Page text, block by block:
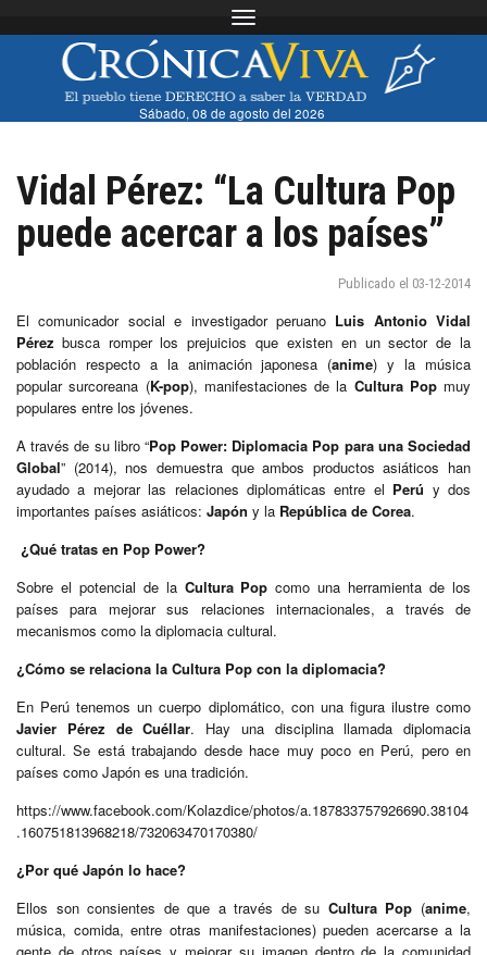
Toggle navigation
Sábado, 08 de agosto del 2026
Vidal Pérez: “La Cultura Pop
puede acercar a los países”
Publicado el 03-12-2014
El comunicador social e investigador peruano Luis Antonio Vidal
Pérez busca romper los prejuicios que existen en un sector de la
población respecto a la animación japonesa (anime) y la música
popular surcoreana (K-pop), manifestaciones de la Cultura Popmuy
populares entre los jóvenes.
A través de su libro “Pop Power: Diplomacia Pop para una Sociedad
Global” (2014), nos demuestra que ambos productos asiáticos han
ayudado a mejorar las relaciones diplomáticas entre el Perú y dos
importantes países asiáticos: Japón y la República de Corea.
¿Qué tratas en Pop Power?
Sobre el potencial de la Cultura Pop como una herramienta de los
países para mejorar sus relaciones internacionales, a través de
mecanismos como la diplomacia cultural.
¿Cómo se relaciona la Cultura Pop con la diplomacia?
En Perú tenemos un cuerpo diplomático, con una figura ilustre como
Javier Pérez de Cuéllar. Hay una disciplina llamada diplomacia
cultural. Se está trabajando desde hace muy poco en Perú, pero en
países como Japón es una tradición.
https://www.facebook.com/Kolazdice/photos/a.187833757926690.38104
.160751813968218/732063470170380/
¿Por qué Japón lo hace?
Ellos son consientes de que a través de su Cultura Pop (anime,
música, comida, entre otras manifestaciones) pueden acercarse a la
gente de otros países y mejorar su imagen dentro de la comunidad